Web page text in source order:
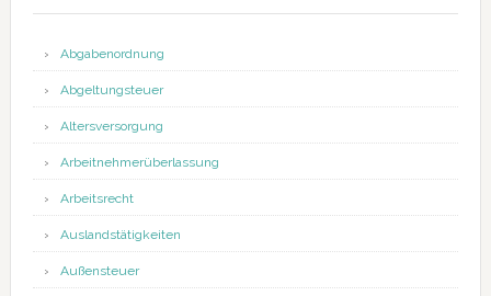
Abgabenordnung
Abgeltungsteuer
Altersversorgung
Arbeitnehmerüberlassung
Arbeitsrecht
Auslandstätigkeiten
Außensteuer